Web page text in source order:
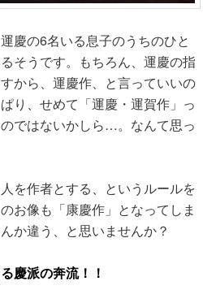
慶の6名いる息子のうちのひと
そうです。もちろん、運慶の指
から、運慶作、と言っていいの
り、せめて「運慶・運賀作」っ
ではないかしら…。なんて思っ
を作者とする、というルールを
お像も「康慶作」となってしま
か違う、と思いませんか？
慶派の奔流！！